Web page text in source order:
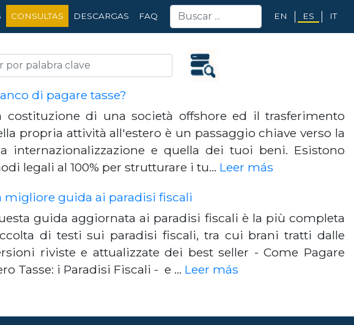
CONSULTAS DESCARGAS FAQ EN ES IT
di pagare tasse?
costituzione di una società offshore ed il trasferimento
propria attività all'estero è un passaggio chiave verso la
internazionalizzazione e quella dei tuoi beni. Esistono
legali al 100% per strutturare i tu… Leer más
migliore guida ai paradisi fiscali
guida aggiornata ai paradisi fiscali è la più completa
di testi sui paradisi fiscali, tra cui brani tratti dalle
riviste e attualizzate dei best seller - Come Pagare
Tasse: i Paradisi Fiscali - e … Leer más